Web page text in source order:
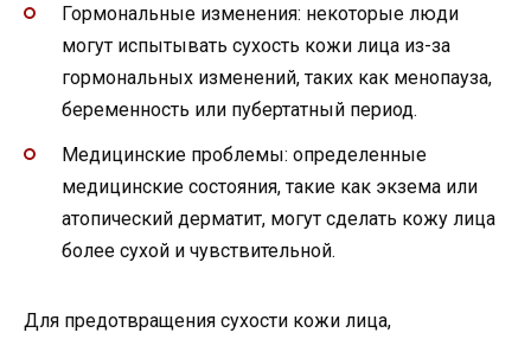
Гормональные изменения: некоторые люди
могут испытывать сухость кожи лица из-за
гормональных изменений, таких как менопауза,
беременность или пубертатный период.
Медицинские проблемы: определенные
медицинские состояния, такие как экзема или
атопический дерматит, могут сделать кожу лица
более сухой и чувствительной.
Для предотвращения сухости кожи лица,